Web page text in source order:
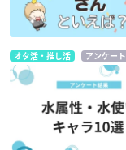
オタ活・推し活 アンケート